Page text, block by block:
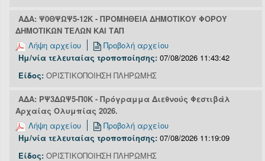
ΑΔΑ: Ψ0ΘΨΩΨ5-12Κ - ΠΡΟΜΗΘΕΙΑ ΔΗΜΟΤΙΚΟΥ ΦΟΡΟΥ
ΔΗΜΟΤΙΚΩΝ ΤΕΛΩΝ ΚΑΙ ΤΑΠ
Λήψη αρχείου
Προβολή αρχείου
Ημ/νία τελευταίας τροποποίησης: 07/08/2026 11:43:42
Είδος: ΟΡΙΣΤΙΚΟΠΟΙΗΣΗ ΠΛΗΡΩΜΗΣ
ΑΔΑ: ΡΨ3ΔΩΨ5-Π0Κ - Πρόγραμμα Διεθνούς Φεστιβάλ
Αρχαίας Ολυμπίας 2026.
Λήψη αρχείου
Προβολή αρχείου
Ημ/νία τελευταίας τροποποίησης: 07/08/2026 11:19:09
Είδος: ΟΡΙΣΤΙΚΟΠΟΙΗΣΗ ΠΛΗΡΩΜΗΣ